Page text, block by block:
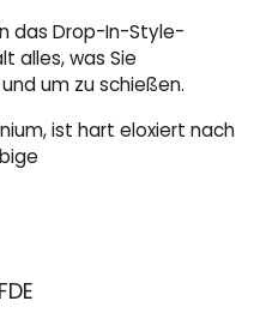
das Drop-In-Style-
alles, was Sie
um zu schießen.
ist hart eloxiert nach